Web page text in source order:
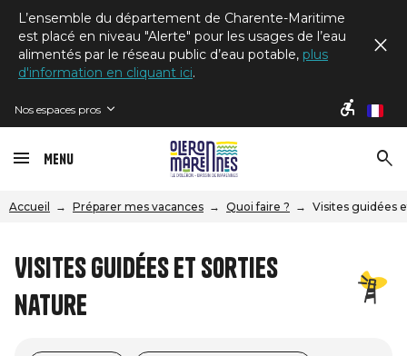
L’ensemble du département de Charente-Maritime
est placé en niveau "Alerte" pour les usages de l’eau
alimentés par le réseau public d’eau potable, plus
d'information en cliquant ici.
Nos espaces pros fr
Menu
Accueil Préparer mes vacances Quoi faire ? Visites guidées
Visites guidées et sorties
nature